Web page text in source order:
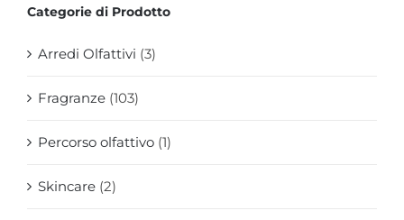
Categorie di Prodotto
Arredi Olfattivi (3)
Fragranze (103)
Percorso olfattivo (1)
Skincare (2)